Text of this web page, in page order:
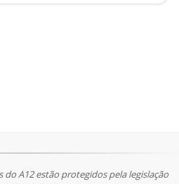
A12 estão protegidos pela legislação